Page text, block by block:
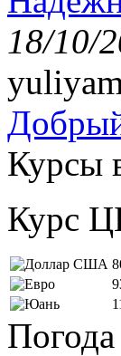
18/10/
Курсы
Курс
Погода